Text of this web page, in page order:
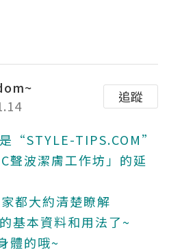
追蹤
“STYLE-TIPS.COM”
聲波潔膚工作坊」的延
都大約清楚瞭解
基本資料和用法了~
體的哦~